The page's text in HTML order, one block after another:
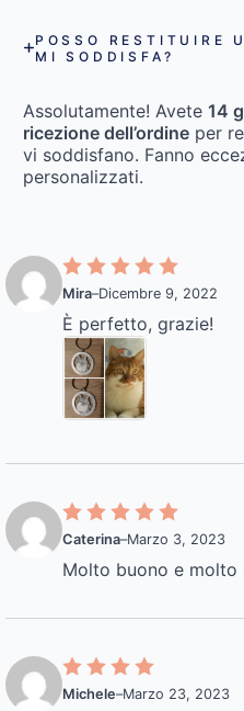
POSSO RESTITUIRE
MI SODDISFA?
Assolutamente! Avete 14
ricezione dell’ordine per
vi soddisfano. Fanno
personalizzati.
Mira–Dicembre 9, 2022
È perfetto, grazie!
Caterina–Marzo 3, 2023
Molto buono e molto
Michele–Marzo 23, 2023